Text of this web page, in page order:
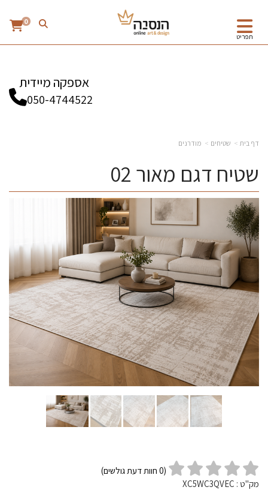
תפריט
0
אספקה מיידית
050-4744522
דף בית שטיחים מודרנים
שטיח דגם מאור 02
(
0 חוות דעת גולשים)
מק"ט : XC5WC3QVEC